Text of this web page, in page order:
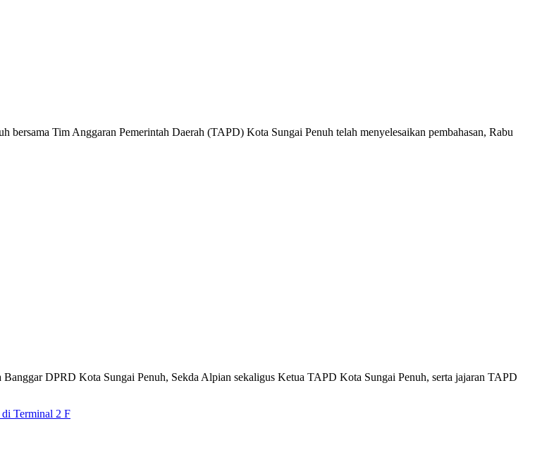
bersama Tim Anggaran Pemerintah Daerah (TAPD) Kota Sungai Penuh telah menyelesaikan pembahasan, Rabu
DPRD Kota Sungai Penuh, Sekda Alpian sekaligus Ketua TAPD Kota Sungai Penuh, serta jajaran TAPD
Terminal 2 F